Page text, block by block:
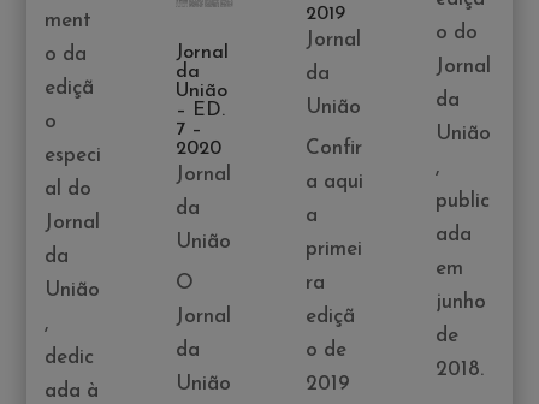
ment
o da
ediçã
o
especi
al do
Jornal
da
União
,
dedic
ada à
Jornal
da
União
– ED.
7 –
2020
Jornal
da
União
O
Jornal
da
União
2019
Jornal
da
União
Confir
a aqui
a
primei
ra
ediçã
o de
2019
o do
Jornal
da
União
,
public
ada
em
junho
de
2018.